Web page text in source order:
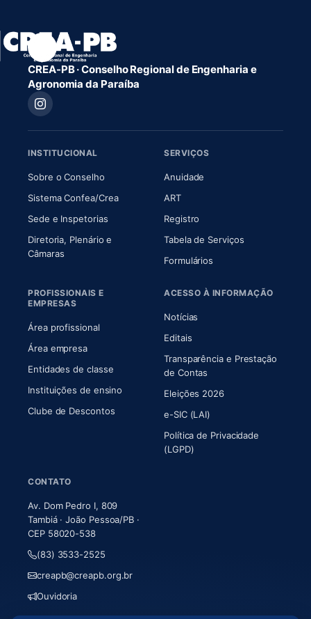
CREA-PB · Conselho Regional de Engenharia e
Agronomia da Paraíba
INSTITUCIONAL
Sobre o Conselho(abre em nova aba)
Sistema Confea/Crea(abre em nova aba)
Sede e Inspetorias
Diretoria, Plenário e
Câmaras(abre em nova aba)
SERVIÇOS
Anuidade
ART(abre em nova aba)
Registro
Tabela de Serviços
Formulários
PROFISSIONAIS E
EMPRESAS
Área profissional
Área empresa
Entidades de classe
Instituições de ensino
Clube de Descontos
ACESSO À INFORMAÇÃO
Notícias
Editais
Transparência e Prestação
de Contas
Eleições 2026
e-SIC (LAI)
Política de Privacidade
(LGPD)
CONTATO
Av. Dom Pedro I, 809
Tambiá · João Pessoa/PB ·
CEP 58020-538
(83) 3533-2525
creapb@creapb.org.br
Ouvidoria